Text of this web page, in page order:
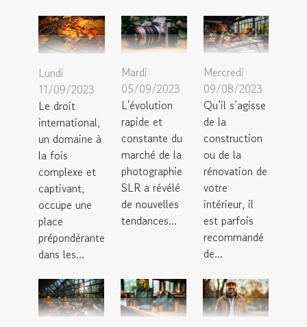
Lundi
11/09/2023
Le droit
international,
un domaine à
la fois
complexe et
captivant,
occupe une
place
prépondérante
dans les...
Mardi
05/09/2023
L'évolution
rapide et
constante du
marché de la
photographie
SLR a révélé
de nouvelles
tendances...
Mercredi
09/08/2023
Qu’il s’agisse
de la
construction
ou de la
rénovation de
votre
intérieur, il
est parfois
recommandé
de...